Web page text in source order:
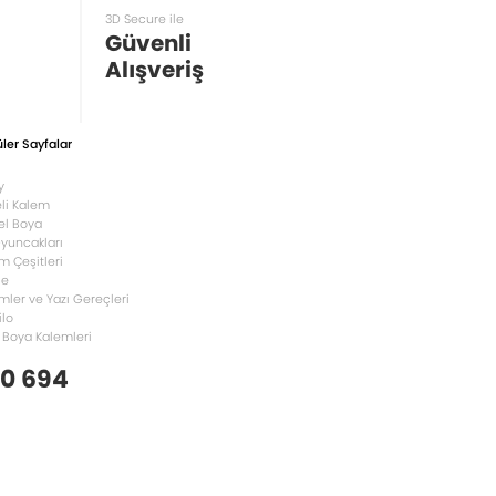
3D Secure ile
Güvenli
Alışveriş
Sayfalar
Kalem
Boya
Çeşitleri
ve Yazı Gereçleri
Kalemleri
694